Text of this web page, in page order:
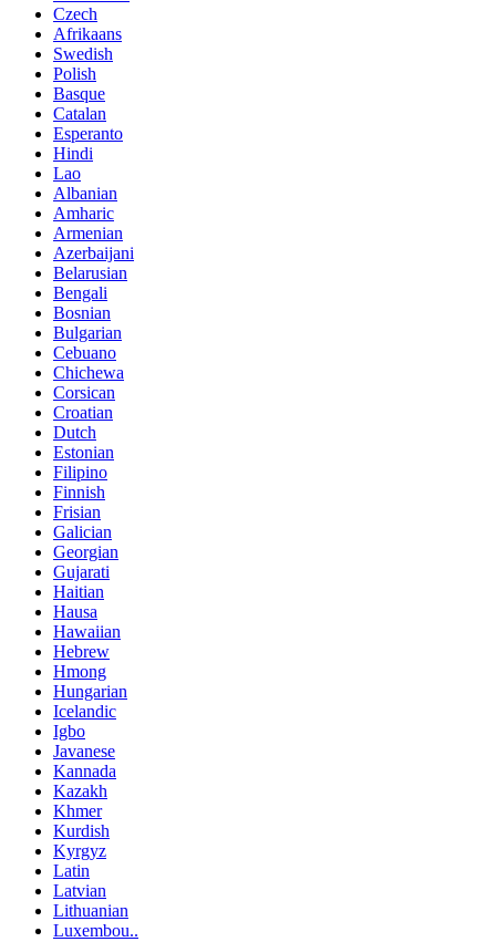
Czech
Afrikaans
Swedish
Polish
Basque
Catalan
Esperanto
Hindi
Lao
Albanian
Amharic
Armenian
Azerbaijani
Belarusian
Bengali
Bosnian
Bulgarian
Cebuano
Chichewa
Corsican
Croatian
Dutch
Estonian
Filipino
Finnish
Frisian
Galician
Georgian
Gujarati
Haitian
Hausa
Hawaiian
Hebrew
Hmong
Hungarian
Icelandic
Igbo
Javanese
Kannada
Kazakh
Khmer
Kurdish
Kyrgyz
Latin
Latvian
Lithuanian
Luxembou..